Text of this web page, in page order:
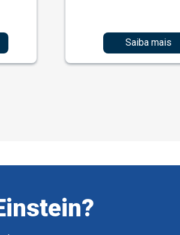
Saiba mais